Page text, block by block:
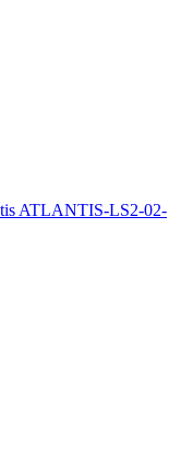
ATLANTIS-LS2-02-